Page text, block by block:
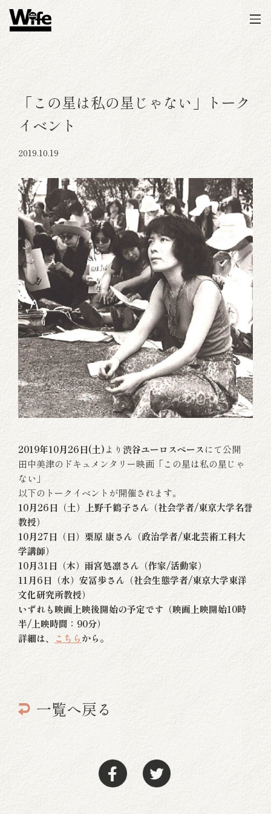
「この星は私の星じゃない」トーク
イベント
2019.10.19
2019年10月26日(土)より 渋谷ユーロスペースにて公開
田中美津のドキュメンタリー映画「この星は私の星じゃ
ない」
以下のトークイベントが開催されます。
10月26日（土）上野千鶴子さん（社会学者/東京大学名誉
教授）
10月27日（日）栗原 康さん（政治学者/東北芸術工科大
学講師）
10月31日（木）雨宮処凛さん（作家/活動家）
11月6日（水）安冨歩さん（社会生態学者/東京大学東洋
文化研究所教授）
いずれも映画上映後開始の予定です（映画上映開始10時
半/上映時間：90分）
詳細は、
こちらから。
一覧へ戻る